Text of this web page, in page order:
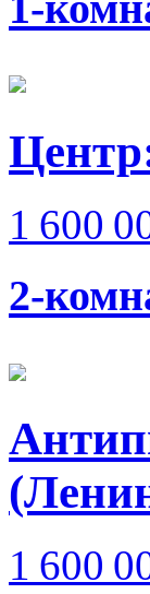
1 600
2-
1 600